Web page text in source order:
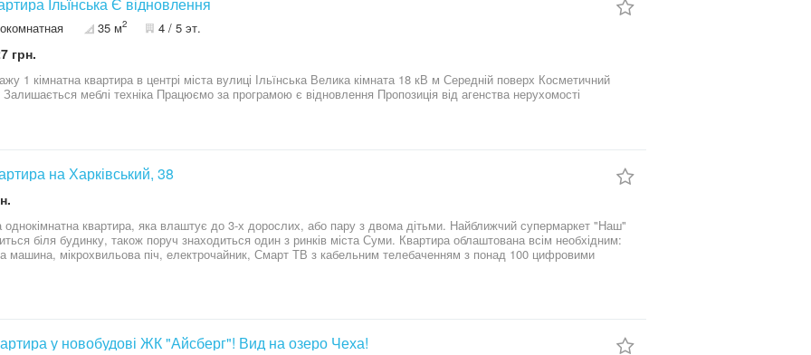
35 м2 4 / 5 эт.
грн.
квартира в центрі міста вулиці Ільїнська Велика кімната 18 кВ м Середній поверх Косметичний
ремонт Залишається меблі техніка Працюємо за програмою є відновлення Пропозиція від агенства нерухомості
на Харківський, 38
однокімнатна квартира, яка влаштує до 3-х дорослих, або пару з двома дітьми. Найближчий супермаркет "Наш"
біля будинку, також поруч знаходиться один з ринків міста Суми. Квартира облаштована всім необхідним:
машина, мікрохвильова піч, електрочайник, Смарт ТВ з кабельним телебаченням з понад 100 цифровими
у новобудові ЖК "Айсберг"! Вид на озеро Чеха!